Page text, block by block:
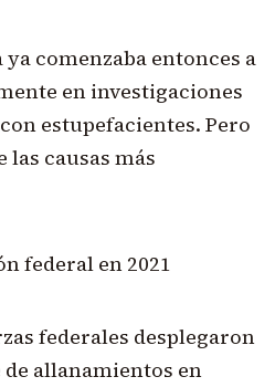
comenzaba entonces a
en investigaciones
estupefacientes. Pero
las causas más
federal en 2021
federales desplegaron
allanamientos en